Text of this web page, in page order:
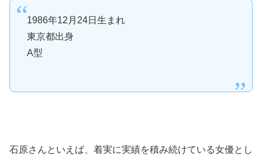
1986年12 月 24日生まれ
東京都出身
A型
石原さんといえば、着実に実績を積み続けている女優とし